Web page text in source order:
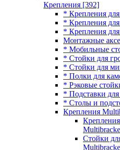
Крепления [392]
* Крепления
* Крепления
* Крепления
Монтажные
* Мобильные
* Стойки для
* Стойки для
* Полки для
* Рэковые
* Подставки
* Столы и
Крепления
Стойки